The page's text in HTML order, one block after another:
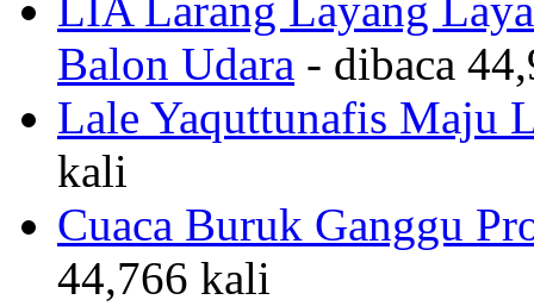
Balon Udara - dibaca
Lale Yaquttunafis Maju
kali
Cuaca Buruk Ganggu
44,766 kali